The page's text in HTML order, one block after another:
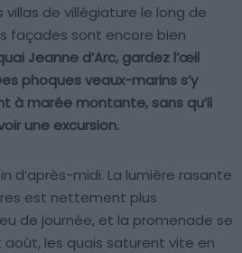
de villégiature le long de
façades sont encore bien
Jeanne d’Arc, gardez l’œil
phoques veaux-marins s’y
à marée montante, sans qu’il
une excursion.
d’après-midi. La lumière rasante
est nettement plus
de journée, et la promenade se
août, les quais saturent vite en